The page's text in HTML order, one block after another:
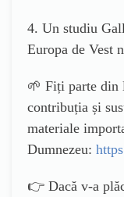
4. Un studiu
Europa de Vest
🌱 Fiți parte din
contribuția și
materiale
Dumnezeu:
👉 Dacă v-a